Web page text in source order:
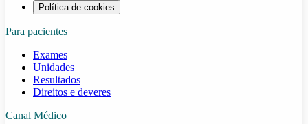
Política de cookies
Para pacientes
Exames
Unidades
Resultados
Direitos e deveres
Canal Médico